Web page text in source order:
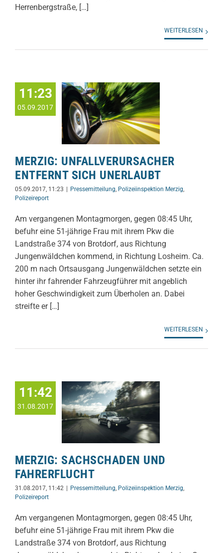
Herrenbergstraße, […]
WEITERLESEN
11:23
05.09.2017
MERZIG: UNFALLVERURSACHER
ENTFERNT SICH UNERLAUBT
05.09.2017, 11:23 Pressemitteilung, Polizeiinspektion Merzig,
Polizeireport
Am vergangenen Montagmorgen, gegen 08:45 Uhr,
befuhr eine 51-jährige Frau mit ihrem Pkw die
Landstraße 374 von Brotdorf, aus Richtung
Jungenwäldchen kommend, in Richtung Losheim. Ca.
200 m nach Ortsausgang Jungenwäldchen setzte ein
hinter ihr fahrender Fahrzeugführer mit angeblich
hoher Geschwindigkeit zum Überholen an. Dabei
streifte er […]
WEITERLESEN
11:42
31.08.2017
MERZIG: SACHSCHADEN UND
FAHRERFLUCHT
31.08.2017, 11:42 Pressemitteilung, Polizeiinspektion Merzig,
Polizeireport
Am vergangenen Montagmorgen, gegen 08:45 Uhr,
befuhr eine 51-jährige Frau mit ihrem Pkw die
Landstraße 374 von Brotdorf, aus Richtung